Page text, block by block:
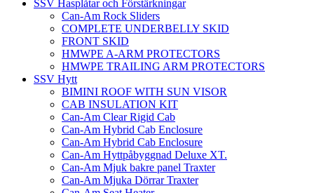
SSV Hasplåtar och Förstärkningar
Can-Am Rock Sliders
COMPLETE UNDERBELLY SKID
FRONT SKID
HMWPE A-ARM PROTECTORS
HMWPE TRAILING ARM PROTECTORS
SSV Hytt
BIMINI ROOF WITH SUN VISOR
CAB INSULATION KIT
Can-Am Clear Rigid Cab
Can-Am Hybrid Cab Enclosure
Can-Am Hybrid Cab Enclosure
Can-Am Hyttpåbyggnad Deluxe XT.
Can-Am Mjuk bakre panel Traxter
Can-Am Mjuka Dörrar Traxter